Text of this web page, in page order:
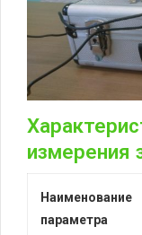
измерения
Наименование
параметра